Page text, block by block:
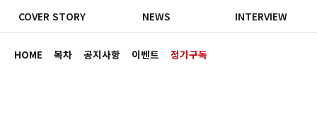
HOME 목차 공지사항 이벤트 정기구독
COVER STORY NEWS INTERVIEW